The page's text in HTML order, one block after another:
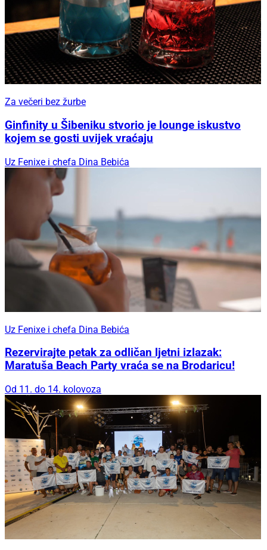
Za večeri bez žurbe
Ginfinity u Šibeniku stvorio je lounge iskustvo
kojem se gosti uvijek vraćaju
Uz Fenixe i chefa Dina Bebića
Uz Fenixe i chefa Dina Bebića
Rezervirajte petak za odličan ljetni izlazak:
Maratuša Beach Party vraća se na Brodaricu!
Od 11. do 14. kolovoza